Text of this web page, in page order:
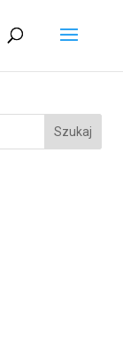
Szukaj